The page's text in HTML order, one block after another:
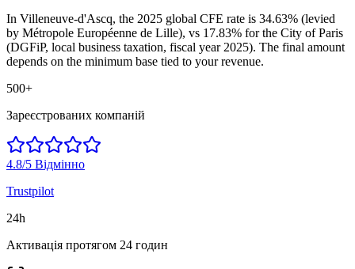
In Villeneuve-d'Ascq, the 2025 global CFE rate is 34.63% (levied
by Métropole Européenne de Lille), vs 17.83% for the City of Paris
(DGFiP, local business taxation, fiscal year 2025). The final amount
depends on the minimum base tied to your revenue.
500+
Зареєстрованих компаній
4.8/5 Відмінно
Trustpilot
24h
Активація протягом 24 годин